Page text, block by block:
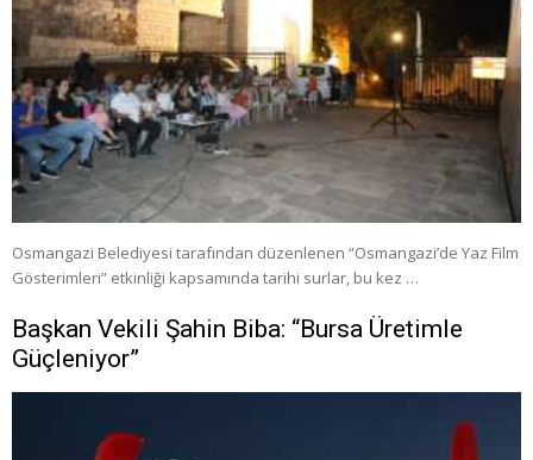
Osmangazi Belediyesi tarafından düzenlenen “Osmangazi’de Yaz Film
Gösterimleri” etkinliği kapsamında tarihi surlar, bu kez …
Başkan Vekili Şahin Biba: “Bursa Üretimle
Güçleniyor”